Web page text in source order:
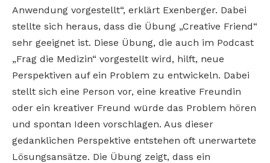
Anwendung vorgestellt“, erklärt Exenberger. Dabei
stellte sich heraus, dass die Übung „Creative Friend“
sehr geeignet ist. Diese Übung, die auch im Podcast
„Frag die Medizin“ vorgestellt wird, hilft, neue
Perspektiven auf ein Problem zu entwickeln. Dabei
stellt sich eine Person vor, eine kreative Freundin
oder ein kreativer Freund würde das Problem hören
und spontan Ideen vorschlagen. Aus dieser
gedanklichen Perspektive entstehen oft unerwartete
Lösungsansätze. Die Übung zeigt, dass ein